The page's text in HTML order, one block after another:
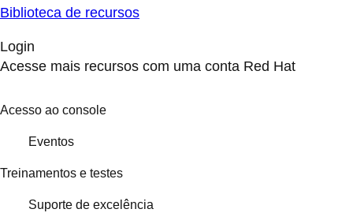
Biblioteca de recursos
Login
Acesse mais recursos com uma conta Red Hat
Acesso ao console
Eventos
Treinamentos e testes
Suporte de excelência